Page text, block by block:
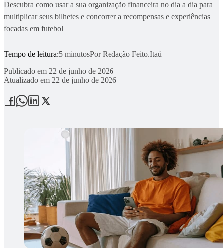
Descubra como usar a sua organização financeira no dia a dia para
multiplicar seus bilhetes e concorrer a recompensas e experiências
focadas em futebol
Tempo de leitura:5 minutosPorRedação Feito.Itaú
Publicado em 22 de junho de 2026
Atualizado em 22 de junho de 2026